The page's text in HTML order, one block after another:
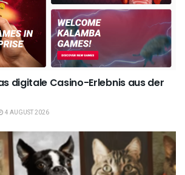
digitale Casino-Erlebnis aus der
4 AUGUST 2026